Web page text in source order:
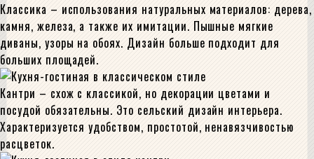
Классика – использования натуральных материалов: дерева,
камня, железа, а также их имитации. Пышные мягкие
диваны, узоры на обоях. Дизайн больше подходит для
больших площадей.
Кантри – схож с классикой, но декорации цветами и
посудой обязательны. Это сельский дизайн интерьера.
Характеризуется удобством, простотой, ненавязчивостью
расцветок.